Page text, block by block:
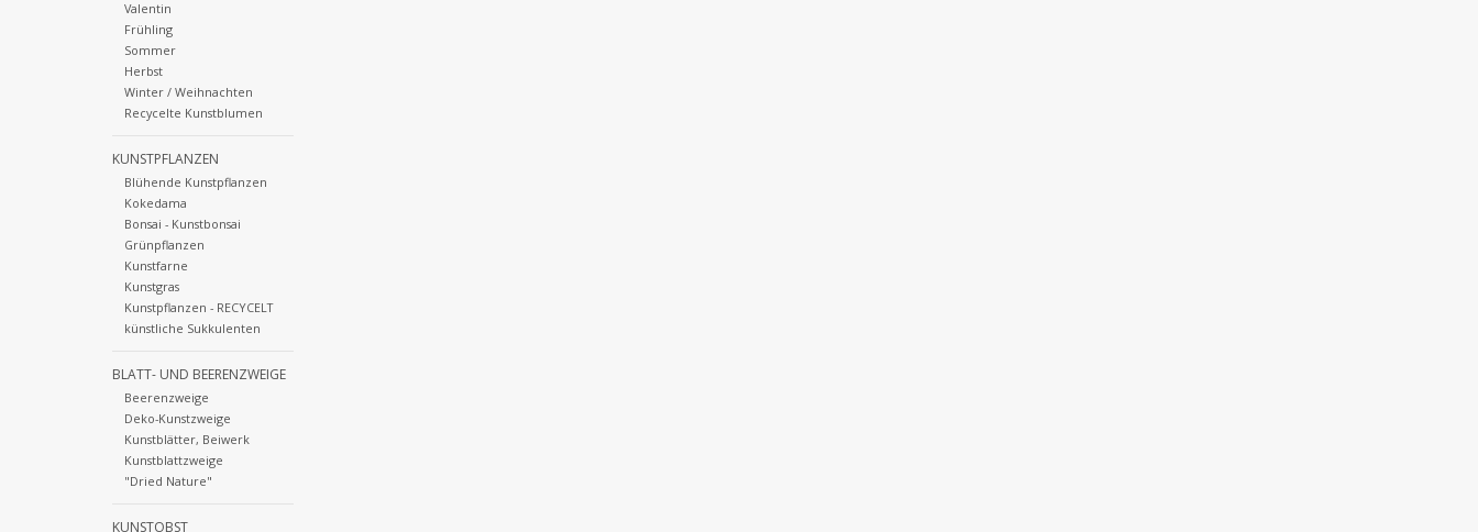
Valentin
Frühling
Sommer
Herbst
Winter / Weihnachten
Recycelte Kunstblumen
KUNSTPFLANZEN
Blühende Kunstpflanzen
Kokedama
Bonsai - Kunstbonsai
Grünpflanzen
Kunstfarne
Kunstgras
Kunstpflanzen - RECYCELT
künstliche Sukkulenten
BLATT- UND BEERENZWEIGE
Beerenzweige
Deko-Kunstzweige
Kunstblätter, Beiwerk
Kunstblattzweige
"Dried Nature"
KUNSTOBST